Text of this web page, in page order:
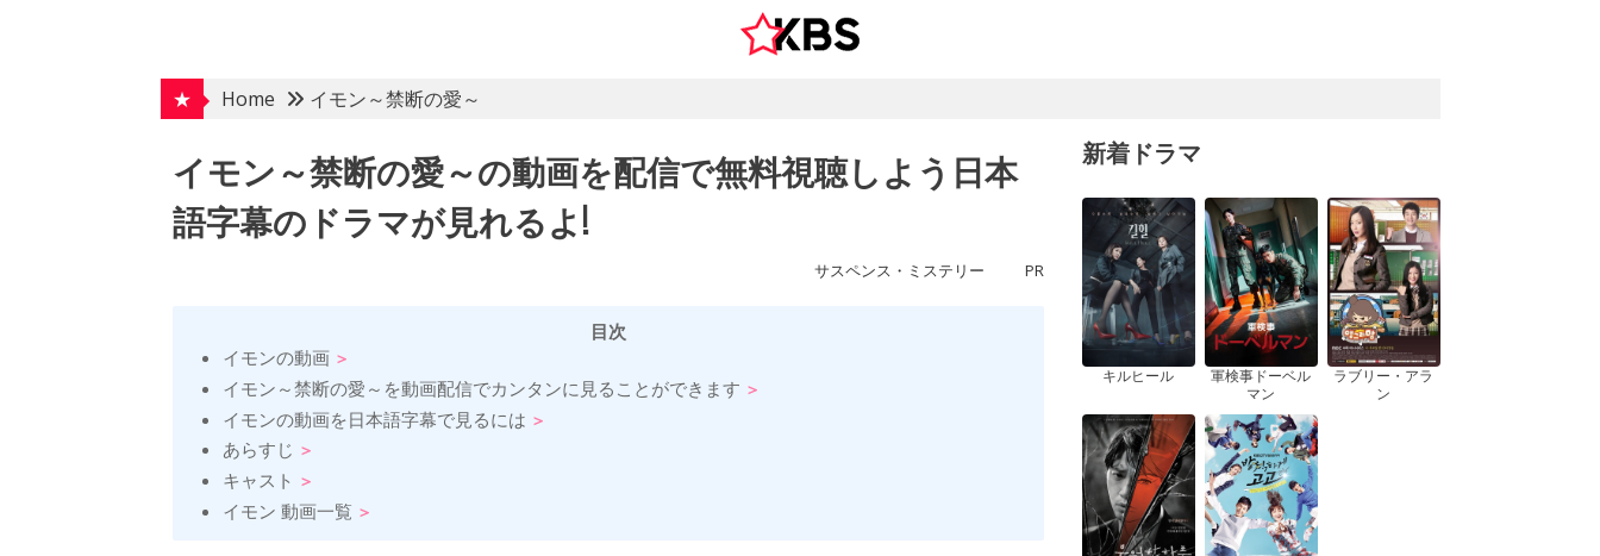
★
Home イモン～禁断の愛～
イモン～禁断の愛～の動画を配信で無料視聴しよう日本
語字幕のドラマが見れるよ!
サスペンス・ミステリー PR
目次
イモンの動画
イモン～禁断の愛～を動画配信でカンタンに見ることができます
イモンの動画を日本語字幕で見るには
あらすじ
キャスト
イモン 動画一覧
新着ドラマ
キルヒール
軍検事ドーベル
マン
ラブリー・アラ
ン